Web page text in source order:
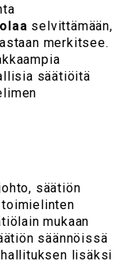
selvittämään,
merkitsee.
säätiöitä
säätiön
mukaan
säännöissä
lisäksi